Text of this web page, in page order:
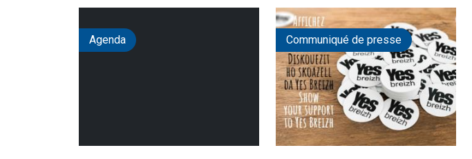
Agenda Communiqué de presse